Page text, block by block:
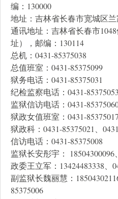
编：130000
地址：吉林省长春市宽城区
通讯地址：吉林省长春市
址），邮编：130114
总机：0431-85375038
总值班室：0431-85375099
狱务电话：0431-85375031
纪检监察电话：0431-85375053
监狱信访电话：0431-
狱政女值班室：0431-85375017
狱政科：0431-85375021、
信访电话：0431-85375008
监狱长安彤宇： 18504300096
政委王立军：13424483338、
副监狱长魏丽慧：
85375006